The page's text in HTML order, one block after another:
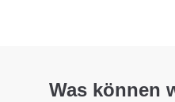
Was können